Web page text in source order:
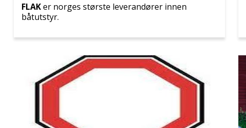
FLAKer norges største leverandører innen
båtutstyr.